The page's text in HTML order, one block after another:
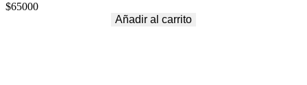
$65000
Añadir al carrito